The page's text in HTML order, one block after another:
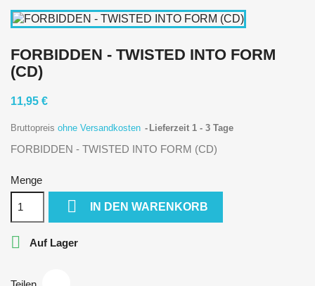
FORBIDDEN - TWISTED INTO FORM
(CD)
11,95 €
Bruttopreis ohne Versandkosten Lieferzeit 1 - 3 Tage
FORBIDDEN - TWISTED INTO FORM (CD)
Menge
 IN DEN WARENKORB
 Auf Lager